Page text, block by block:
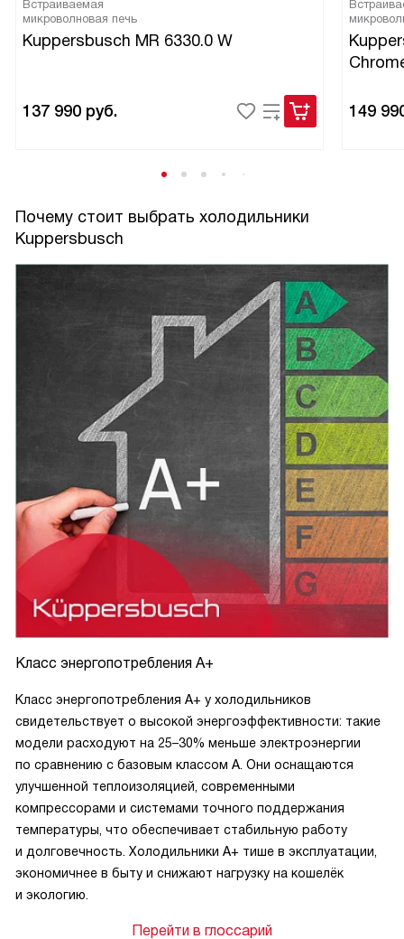
Встраиваемая
микроволновая печь
Kuppersbusch MR 6330.0 W
137 990 руб. 149
Почему стоит выбрать холодильники
Kuppersbusch
Класс энергопотребления A+
Класс энергопотребления A+ у холодильников
свидетельствует о высокой энергоэффективности: такие
модели расходуют на 25–30% меньше электроэнергии
по сравнению с базовым классом A. Они оснащаются
улучшенной теплоизоляцией, современными
компрессорами и системами точного поддержания
температуры, что обеспечивает стабильную работу
и долговечность. Холодильники A+ тише в эксплуатации,
экономичнее в быту и снижают нагрузку на кошелёк
и экологию.
Перейти в глоссарий